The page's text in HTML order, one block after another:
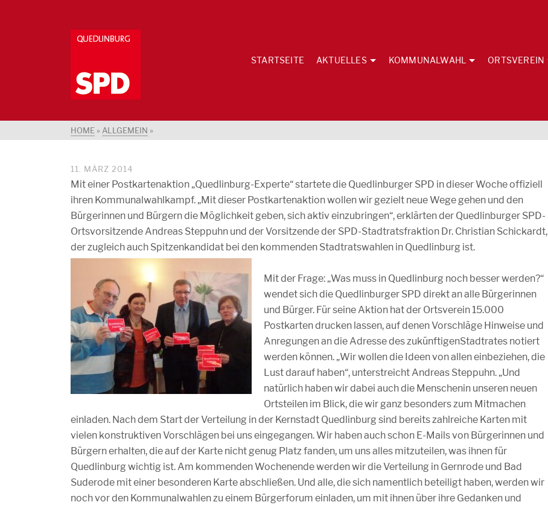
STARTSEITE AKTUELLES KOMMUNALWAHL ORTSVEREIN
HOME » ALLGEMEIN »
11. MÄRZ 2014
Mit einer Postkartenaktion „Quedlinburg-Experte“ startete die Quedlinburger SPD in dieser Woche offiziell
ihren Kommunalwahlkampf. „Mit dieser Postkartenaktion wollen wir gezielt neue Wege gehen und den
Bürgerinnen und Bürgern die Möglichkeit geben, sich aktiv einzubringen“, erklärten der Quedlinburger SPD-
Ortsvorsitzende Andreas Steppuhn und der Vorsitzende der SPD-Stadtratsfraktion Dr. Christian Schickardt,
der zugleich auch Spitzenkandidat bei den kommenden Stadtratswahlen in Quedlinburg ist.
Mit der Frage: „Was muss in Quedlinburg noch besser werden?“
wendet sich die Quedlinburger SPD direkt an alle Bürgerinnen
und Bürger. Für seine Aktion hat der Ortsverein 15.000
Postkarten drucken lassen, auf denen Vorschläge Hinweise und
Anregungen an die Adresse des zukünftigenStadtrates notiert
werden können. „Wir wollen die Ideen von allen einbeziehen, die
Lust darauf haben“, unterstreicht Andreas Steppuhn. „Und
natürlich haben wir dabei auch die Menschenin unseren neuen
Ortsteilen im Blick, die wir ganz besonders zum Mitmachen
einladen. Nach dem Start der Verteilung in der Kernstadt Quedlinburg sind bereits zahlreiche Karten mit
vielen konstruktiven Vorschlägen bei uns eingegangen. Wir haben auch schon E-Mails von Bürgerinnen und
Bürgern erhalten, die auf der Karte nicht genug Platz fanden, um uns alles mitzuteilen, was ihnen für
Quedlinburg wichtig ist. Am kommenden Wochenende werden wir die Verteilung in Gernrode und Bad
Suderode mit einer besonderen Karte abschließen. Und alle, die sich namentlich beteiligt haben, werden wir
noch vor den Kommunalwahlen zu einem Bürgerforum einladen, um mit ihnen über ihre Gedanken und